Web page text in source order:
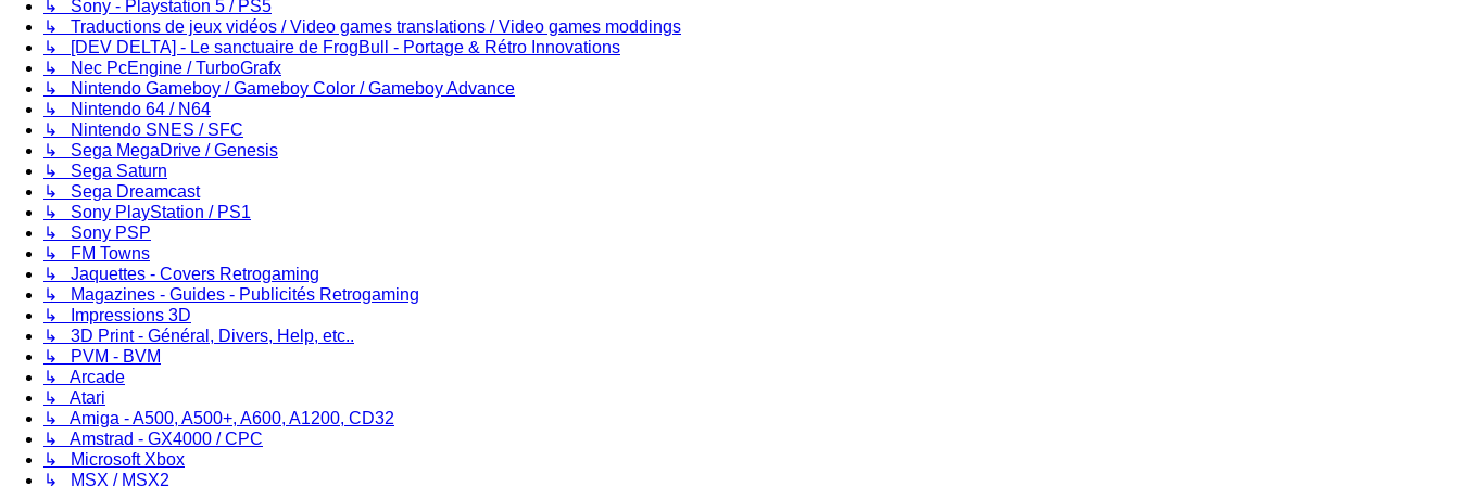
↳ Sony - Playstation 5 / PS5
↳ Traductions de jeux vidéos / Video games translations / Video games moddings
↳ [DEV DELTA] - Le sanctuaire de FrogBull - Portage & Rétro Innovations
↳ Nec PcEngine / TurboGrafx
↳ Nintendo Gameboy / Gameboy Color / Gameboy Advance
↳ Nintendo 64 / N64
↳ Nintendo SNES / SFC
↳ Sega MegaDrive / Genesis
↳ Sega Saturn
↳ Sega Dreamcast
↳ Sony PlayStation / PS1
↳ Sony PSP
↳ FM Towns
↳ Jaquettes - Covers Retrogaming
↳ Magazines - Guides - Publicités Retrogaming
↳ Impressions 3D
↳ 3D Print - Général, Divers, Help, etc..
↳ PVM - BVM
↳ Arcade
↳ Atari
↳ Amiga - A500, A500+, A600, A1200, CD32
↳ Amstrad - GX4000 / CPC
↳ Microsoft Xbox
↳ MSX / MSX2